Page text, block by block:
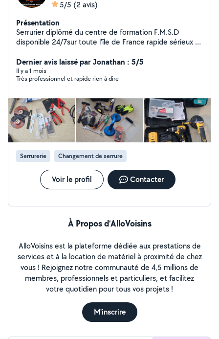
5/5 (2 avis)
Présentation
Serrurier diplômé du centre de formation F.M.S.D
disponible 24/7sur toute l'île de France rapide sérieux et
Dernier avis laissé par Jonathan : 5/5
Il y a 1 mois
Très professionnel et rapide rien à dire
Serrurerie Changement de serrure
Voir le profil Contacter
À Propos d’AlloVoisins
AlloVoisins est la plateforme dédiée aux prestations de
services et à la location de matériel à proximité de chez
vous ! Rejoignez notre communauté de 4,5 millions de
membres, professionnels et particuliers, et facilitez
votre quotidien pour tous vos projets !
M'inscrire